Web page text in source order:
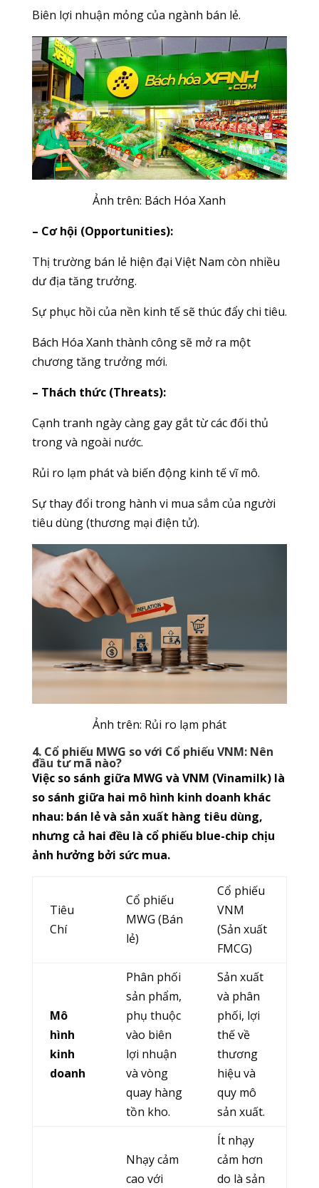
Biên lợi nhuận mỏng của ngành bán lẻ.
Ảnh trên: Bách Hóa Xanh
– Cơ hội (Opportunities):
Thị trường bán lẻ hiện đại Việt Nam còn nhiều
dư địa tăng trưởng.
Sự phục hồi của nền kinh tế sẽ thúc đẩy chi tiêu.
Bách Hóa Xanh thành công sẽ mở ra một
chương tăng trưởng mới.
– Thách thức (Threats):
Cạnh tranh ngày càng gay gắt từ các đối thủ
trong và ngoài nước.
Rủi ro lạm phát và biến động kinh tế vĩ mô.
Sự thay đổi trong hành vi mua sắm của người
tiêu dùng (thương mại điện tử).
Ảnh trên: Rủi ro lạm phát
4. Cổ phiếu MWG so với Cổ phiếu VNM: Nên
đầu tư mã nào?
Việc so sánh giữa MWG và VNM (Vinamilk) là
so sánh giữa hai mô hình kinh doanh khác
nhau: bán lẻ và sản xuất hàng tiêu dùng,
nhưng cả hai đều là cổ phiếu blue-chip chịu
ảnh hưởng bởi sức mua.
Tiêu
Chí
Cổ phiếu
MWG (Bán
lẻ)
Cổ phiếu
VNM
(Sản xuất
FMCG)
Mô
hình
kinh
doanh
Phân phối
sản phẩm,
phụ thuộc
vào biên
lợi nhuận
và vòng
quay hàng
tồn kho.
Sản xuất
và phân
phối, lợi
thế về
thương
hiệu và
quy mô
sản xuất.
Nhạy cảm
cao với
Ít nhạy
cảm hơn
do là sản